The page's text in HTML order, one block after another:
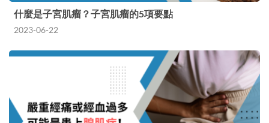
什麼是子宮肌瘤？子宮肌瘤的5項要點
2023-06-22